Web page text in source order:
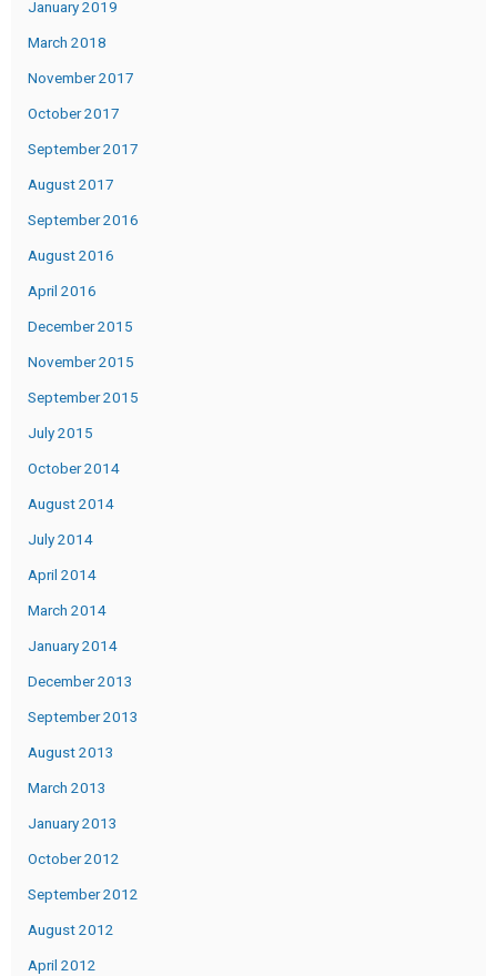
January 2019
March 2018
November 2017
October 2017
September 2017
August 2017
September 2016
August 2016
April 2016
December 2015
November 2015
September 2015
July 2015
October 2014
August 2014
July 2014
April 2014
March 2014
January 2014
December 2013
September 2013
August 2013
March 2013
January 2013
October 2012
September 2012
August 2012
April 2012